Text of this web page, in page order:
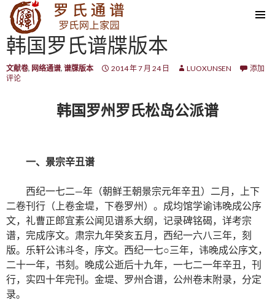
SKIP TO CONTENT
韩国罗氏谱牒版本
文献卷, 网络通谱, 谱牒版本 2014 年 7 月 24 日 LUOXUNSEN
添加
评论
韩国罗州罗氏松岛公派谱
一、景宗辛丑谱
西纪一七二—年（朝鲜王朝景宗元年辛丑）二月，上下
二卷刊行（上卷金堤，下卷罗州）。成均馆学谕讳晚成公序
文，礼曹正郎宜素公闻见谱系大纲，记录碑铭碣，详考宗
谱，完成序文。肃宗九年癸亥五月，西纪一六八三年，刻
版。乐轩公讳斗冬，序文。西纪一七○三年，讳晚成公序文，
二十一年，书刻。晚成公逝后十九年，一七二一年辛丑，刊
行，实四十年完刊。金堤、罗州合谱，公州卷末附录，分定
录。